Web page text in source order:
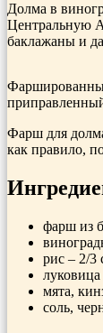
Долма в
Центральную
баклажаны и
Фарш для
как правило,
фарш из
рис – 2/3
луковица
мята,
соль,